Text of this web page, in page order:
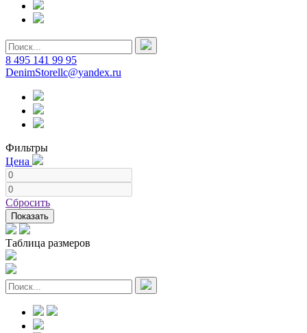
8 495 141 99 95
DenimStorellc@yandex.ru
Фильтры
Цена
Сбросить
Показать
Таблица размеров